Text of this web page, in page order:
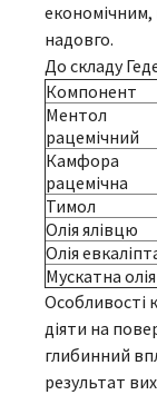
економічним,
надовго.
До складу
Компонент
Ментол
рацемічний
Камфора
рацемічна
Тимол
Олія ялівцю
Олія
Мускатна олія
Особливості
діяти на
глибинний
результат